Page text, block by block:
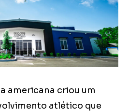
americana criou um
atlético que